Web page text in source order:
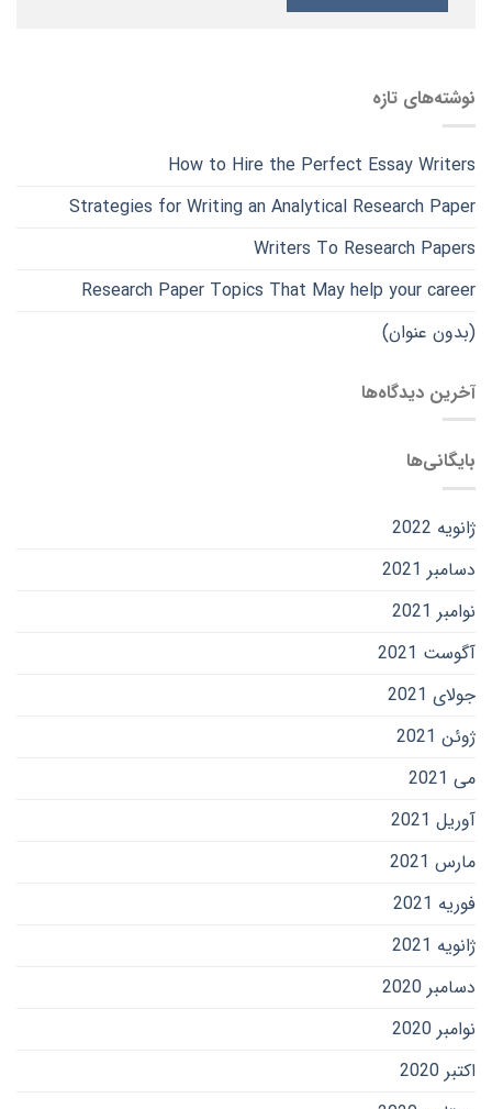
نوشته‌های تازه
How to Hire the Perfect Essay Writers
Strategies for Writing an Analytical Research Paper
Writers To Research Papers
Research Paper Topics That May help your career
(بدون عنوان)
آخرین دیدگاه‌ها
بایگانی‌ها
ژانویه 2022
دسامبر 2021
نوامبر 2021
آگوست 2021
جولای 2021
ژوئن 2021
می 2021
آوریل 2021
مارس 2021
فوریه 2021
ژانویه 2021
دسامبر 2020
نوامبر 2020
اکتبر 2020